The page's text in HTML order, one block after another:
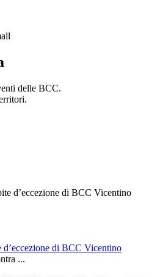
delle BCC.
d’eccezione di BCC Vicentino
...